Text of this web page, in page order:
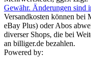
Gewähr. Änderungen sind
Versandkosten können bei
eBay Plus) oder Abos
diverser Shops, die bei
an billiger.de bezahlen.
Powered by: